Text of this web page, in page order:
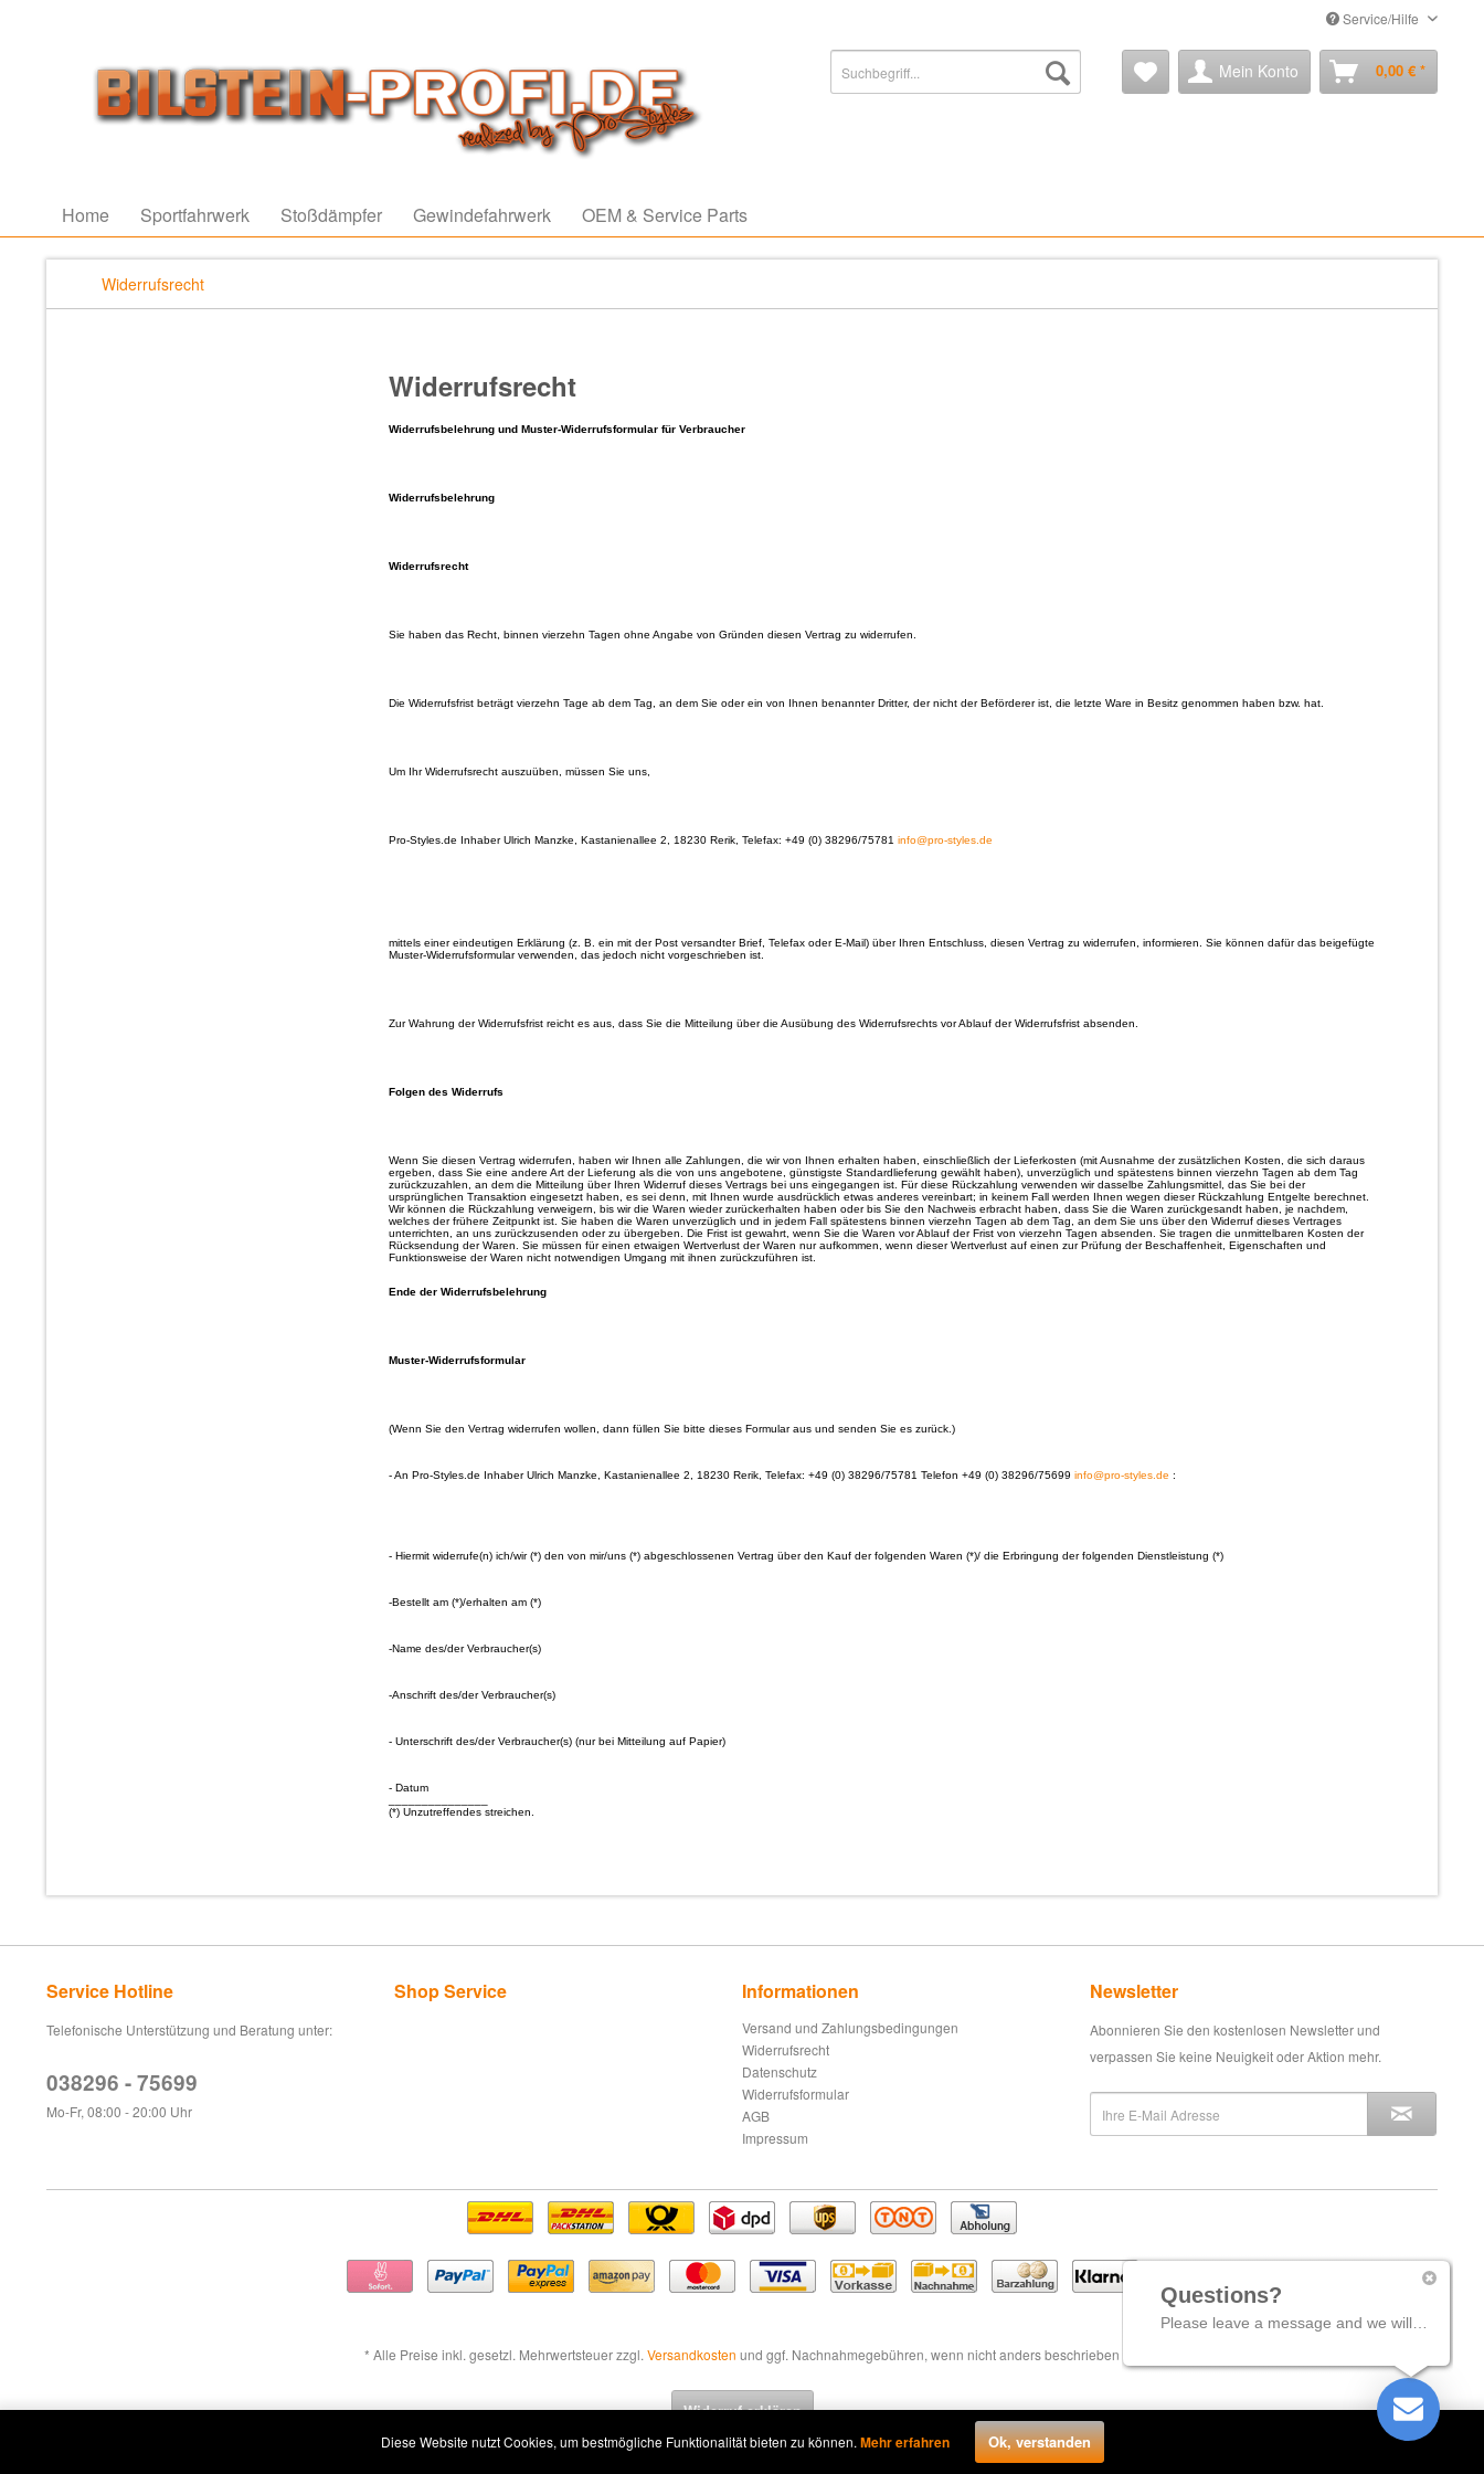
Service/Hilfe
Mein Konto 0,00 € *
Home Sportfahrwerk Stoßdämpfer Gewindefahrwerk OEM & Service Parts
Widerrufsrecht
Widerrufsrecht
Widerrufsbelehrung und Muster-Widerrufsformular für Verbraucher
Widerrufsbelehrung
Widerrufsrecht
Sie haben das Recht, binnen vierzehn Tagen ohne Angabe von Gründen diesen Vertrag zu widerrufen.
Die Widerrufsfrist beträgt vierzehn Tage ab dem Tag, an dem Sie oder ein von Ihnen benannter Dritter, der nicht der Beförderer ist, die letzte Ware in Besitz genommen haben bzw. hat.
Um Ihr Widerrufsrecht auszuüben, müssen Sie uns,
Pro-Styles.de Inhaber Ulrich Manzke, Kastanienallee 2, 18230 Rerik, Telefax: +49 (0) 38296/75781 info@pro-styles.de
mittels einer eindeutigen Erklärung (z. B. ein mit der Post versandter Brief, Telefax oder E-Mail) über Ihren Entschluss, diesen Vertrag zu widerrufen, informieren. Sie können dafür das beigefügte
Muster-Widerrufsformular verwenden, das jedoch nicht vorgeschrieben ist.
Zur Wahrung der Widerrufsfrist reicht es aus, dass Sie die Mitteilung über die Ausübung des Widerrufsrechts vor Ablauf der Widerrufsfrist absenden.
Folgen des Widerrufs
Wenn Sie diesen Vertrag widerrufen, haben wir Ihnen alle Zahlungen, die wir von Ihnen erhalten haben, einschließlich der Lieferkosten (mit Ausnahme der zusätzlichen Kosten, die sich daraus
ergeben, dass Sie eine andere Art der Lieferung als die von uns angebotene, günstigste Standardlieferung gewählt haben), unverzüglich und spätestens binnen vierzehn Tagen ab dem Tag
zurückzuzahlen, an dem die Mitteilung über Ihren Widerruf dieses Vertrags bei uns eingegangen ist. Für diese Rückzahlung verwenden wir dasselbe Zahlungsmittel, das Sie bei der
ursprünglichen Transaktion eingesetzt haben, es sei denn, mit Ihnen wurde ausdrücklich etwas anderes vereinbart; in keinem Fall werden Ihnen wegen dieser Rückzahlung Entgelte berechnet.
Wir können die Rückzahlung verweigern, bis wir die Waren wieder zurückerhalten haben oder bis Sie den Nachweis erbracht haben, dass Sie die Waren zurückgesandt haben, je nachdem,
welches der frühere Zeitpunkt ist. Sie haben die Waren unverzüglich und in jedem Fall spätestens binnen vierzehn Tagen ab dem Tag, an dem Sie uns über den Widerruf dieses Vertrages
unterrichten, an uns zurückzusenden oder zu übergeben. Die Frist ist gewahrt, wenn Sie die Waren vor Ablauf der Frist von vierzehn Tagen absenden. Sie tragen die unmittelbaren Kosten der
Rücksendung der Waren. Sie müssen für einen etwaigen Wertverlust der Waren nur aufkommen, wenn dieser Wertverlust auf einen zur Prüfung der Beschaffenheit, Eigenschaften und
Funktionsweise der Waren nicht notwendigen Umgang mit ihnen zurückzuführen ist.
Ende der Widerrufsbelehrung
Muster-Widerrufsformular
(Wenn Sie den Vertrag widerrufen wollen, dann füllen Sie bitte dieses Formular aus und senden Sie es zurück.)
- An Pro-Styles.de Inhaber Ulrich Manzke, Kastanienallee 2, 18230 Rerik, Telefax: +49 (0) 38296/75781 Telefon +49 (0) 38296/75699 info@pro-styles.de :
- Hiermit widerrufe(n) ich/wir (*) den von mir/uns (*) abgeschlossenen Vertrag über den Kauf der folgenden Waren (*)/ die Erbringung der folgenden Dienstleistung (*)
-Bestellt am (*)/erhalten am (*)
-Name des/der Verbraucher(s)
-Anschrift des/der Verbraucher(s)
- Unterschrift des/der Verbraucher(s) (nur bei Mitteilung auf Papier)
- Datum
(*) Unzutreffendes streichen.
Service Hotline
Telefonische Unterstützung und Beratung unter:
038296 - 75699
Mo-Fr, 08:00 - 20:00 Uhr
Shop Service Informationen
Versand und Zahlungsbedingungen
Widerrufsrecht
Datenschutz
Widerrufsformular
AGB
Impressum
Newsletter
Abonnieren Sie den kostenlosen Newsletter und
verpassen Sie keine Neuigkeit oder Aktion mehr.
* Alle Preise inkl. gesetzl. Mehrwertsteuer zzgl. Versandkosten und ggf. Nachnahmegebühren, wenn nicht anders beschrieben
Widerruf erklären
Diese Website nutzt Cookies, um bestmögliche Funktionalität bieten zu können. Mehr erfahren Ok, verstanden
Questions?